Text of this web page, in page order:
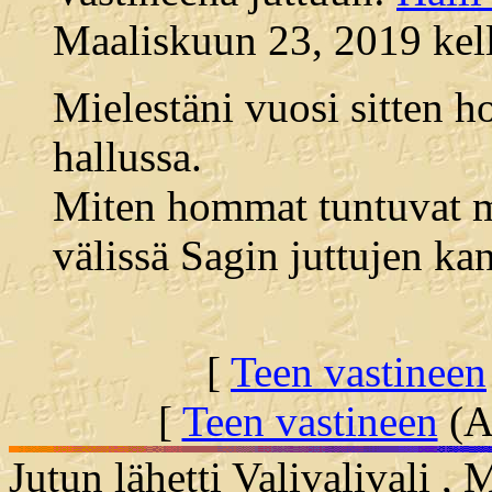
Maaliskuun 23, 2019
Mielestäni vuosi sitten
hallussa.
Miten hommat tuntuvat
välissä Sagin juttujen
[Teen vastineen
[Teen vastineen
Jutun lähetti Valivalivali ,